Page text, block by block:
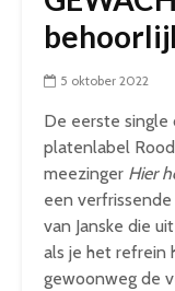
5 oktober 2022
De eerste single
platenlabel
meezinger Hier
een
van Janske die
als je het refrein
gewoonweg de